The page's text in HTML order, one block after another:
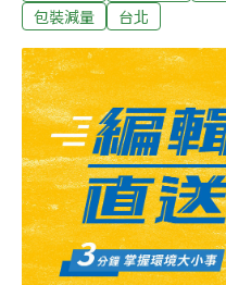
度與推廣容器租借服務的
共事務協理郭昕宜表示，
題，「在外送過程中減塑
計畫目標。外送平台回應
家」計畫 防疫期間，外送
戒期間，餐廳禁內用僅提
飯，一次性餐具及容器的
計，2021年1～7月紙餐
同期的8萬3364公噸增加
包裝減量
台北